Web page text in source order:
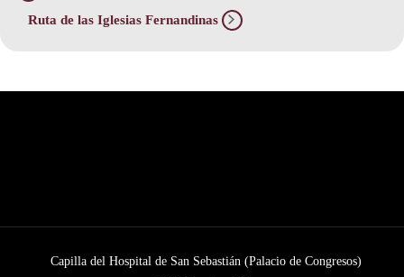
Ruta de las Iglesias Fernandinas
Capilla del Hospital de San Sebastián (Palacio de Congresos)